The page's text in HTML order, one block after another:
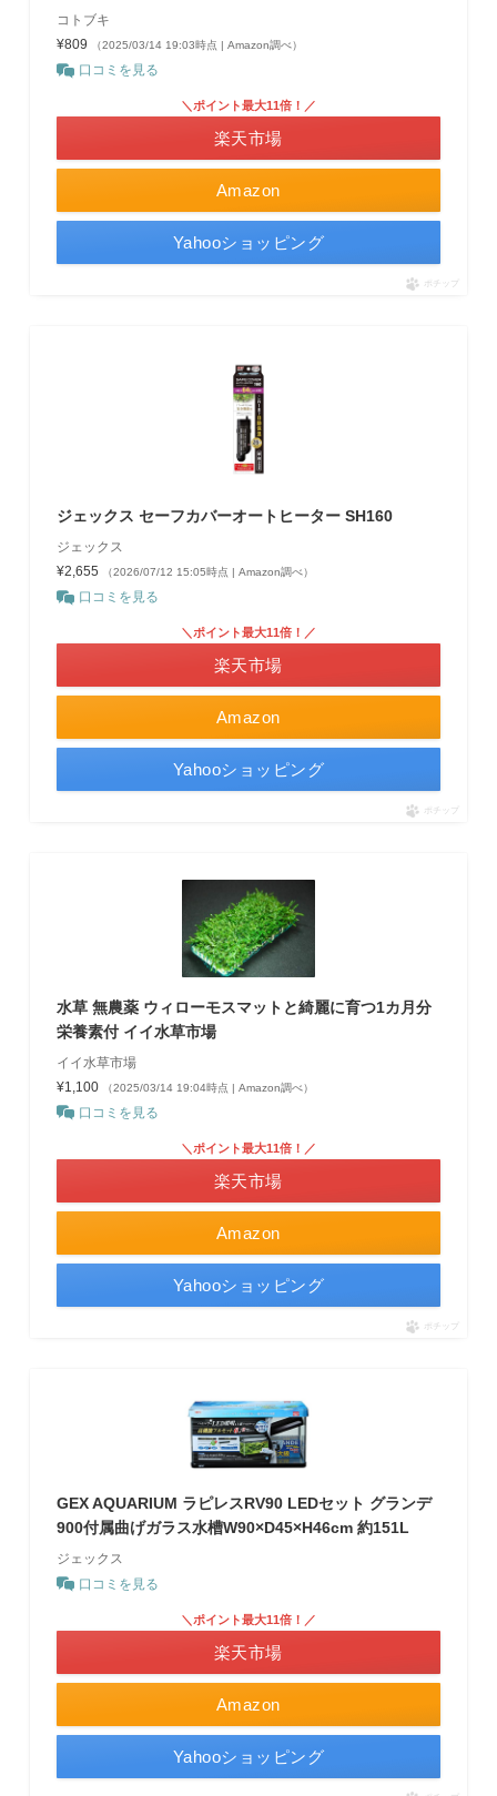
コトブキ
¥809
（2025/03/14 19:03時点 | Amazon調べ）
口コミを見る
Amazon
＼ポイント最大11倍！／
楽天市場
Yahooショッピング
ポチップ
ジェックス セーフカバーオートヒーター SH160
ジェックス
¥2,655
（2026/07/12 15:05時点 | Amazon調べ）
口コミを見る
Amazon
＼ポイント最大11倍！／
楽天市場
Yahooショッピング
ポチップ
水草 無農薬 ウィローモスマットと綺麗に育つ1カ月分
栄養素付 イイ水草市場
イイ水草市場
¥1,100
（2025/03/14 19:04時点 | Amazon調べ）
口コミを見る
Amazon
＼ポイント最大11倍！／
楽天市場
Yahooショッピング
ポチップ
GEX AQUARIUM ラピレスRV90 LEDセット グランデ
900付属曲げガラス水槽W90×D45×H46cm 約151L
ジェックス
口コミを見る
Amazon
＼ポイント最大11倍！／
楽天市場
Yahooショッピング